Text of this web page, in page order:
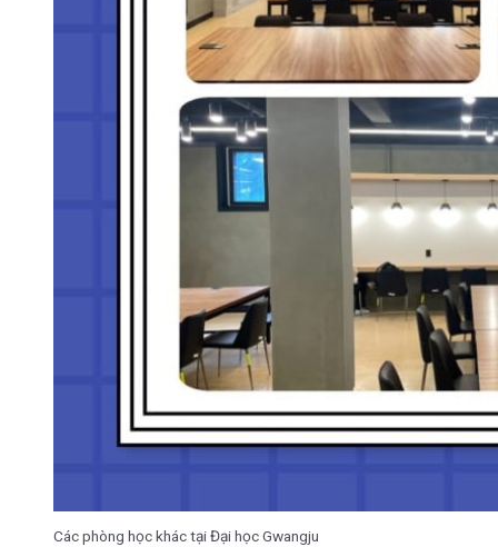
Các phòng học khác tại Đại học Gwangju